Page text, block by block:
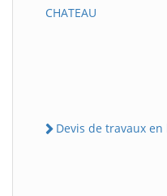
CHATEAU
Devis de travaux en